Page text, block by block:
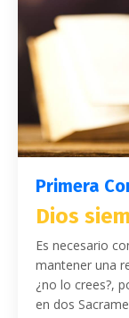
Primera
Dios
Es necesario
mantener una
¿no lo crees?,
en dos